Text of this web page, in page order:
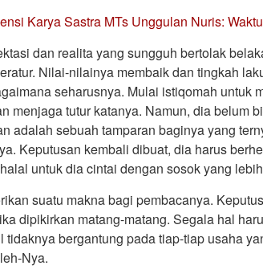
Karya Sastra MTs Unggulan Nuris:
dan realita yang sungguh bertolak
Nilai-nilainya membaik dan tingkah
seharusnya. Mulai istiqomah untuk
menjaga tutur katanya. Namun, dia belum
adalah sebuah tamparan baginya yang
Keputusan kembali dibuat, dia harus
untuk dia cintai dengan sosok yang
suatu makna bagi pembacanya.
dipikirkan matang-matang. Segala hal
tidaknya bergantung pada tiap-tiap usaha
Nya.